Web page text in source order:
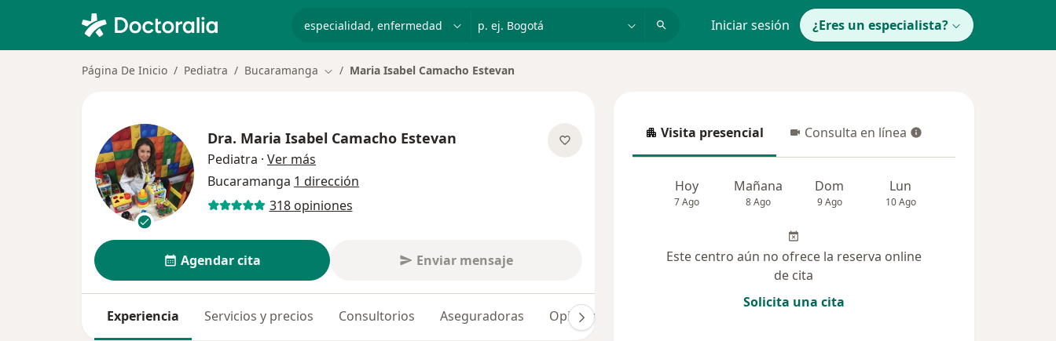
p. ej. Bogotá Iniciar sesión ¿Eres un especialista?
Página De Inicio Pediatra Bucaramanga Cambiar de ciudad
Maria Isabel Camacho Estevan
Dra. Maria Isabel Camacho Estevan
Pediatra · Ver más
Bucaramanga 1 dirección
318 opiniones
Agendar cita Enviar mensaje
Experiencia Servicios y precios Consultorios Aseguradoras Opiniones (318)
Visita presencial
Visita presencial Consulta en línea
Consulta en línea
Hoy
7 Ago
Mañana
8 Ago
Dom
9 Ago
Lun
10 Ago
Este centro aún no ofrece la reserva online
de cita
Solicita una cita